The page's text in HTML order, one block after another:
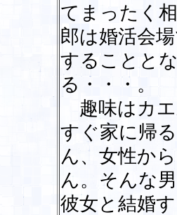
てまったく
郎は婚活会
することと
る・・・。
趣味はカエ
すぐ家に帰
ん、女性か
ん。そんな
彼女と結婚